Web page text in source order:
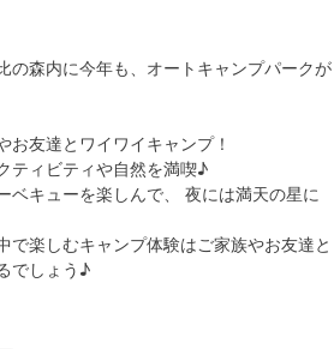
の森内に今年も、オートキャンプパークが
お友達とワイワイキャンプ！
ティビティや自然を満喫♪
ベキューを楽しんで、 夜には満天の星に
で楽しむキャンプ体験はご家族やお友達と
でしょう♪